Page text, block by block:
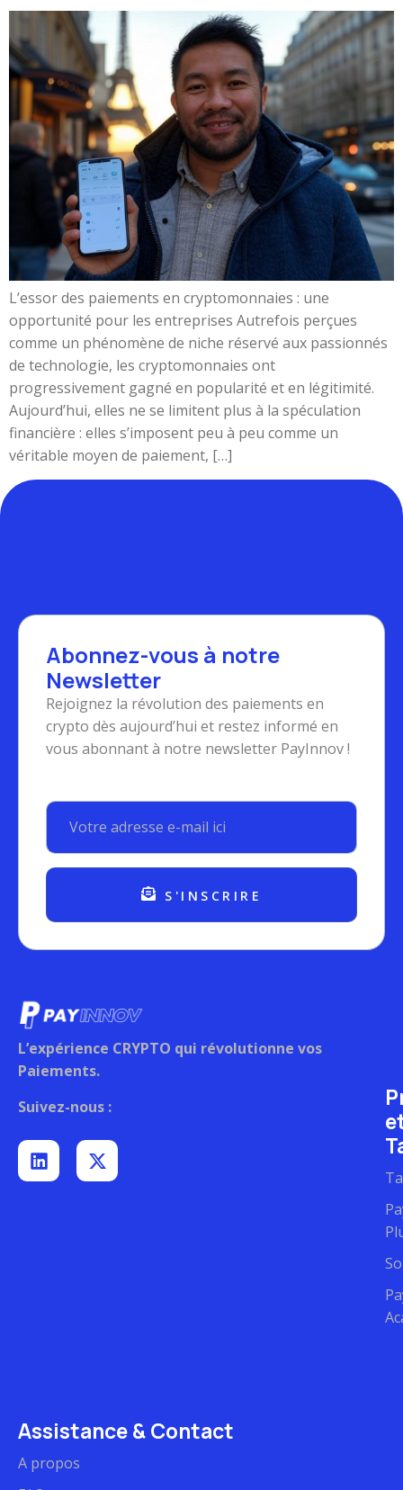
L’essor des paiements en cryptomonnaies : une
opportunité pour les entreprises Autrefois perçues
comme un phénomène de niche réservé aux passionnés
de technologie, les cryptomonnaies ont
progressivement gagné en popularité et en légitimité.
Aujourd’hui, elles ne se limitent plus à la spéculation
financière : elles s’imposent peu à peu comme un
véritable moyen de paiement, […]
Abonnez-vous à notre
Newsletter
Rejoignez la révolution des paiements en
crypto dès aujourd’hui et restez informé en
vous abonnant à notre newsletter PayInnov !
S'INSCRIRE
L’expérience CRYPTO qui révolutionne vos
Paiements.
Suivez-nous :
Assistance & Contact
A propos